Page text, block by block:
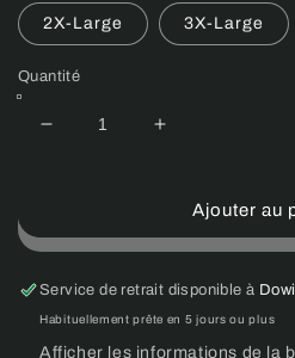
2X-Large 3X-Large
Quantité
Réduire
(Catalogue
hommes/unisexes)
Veste
à
Augmenter
(Catalogue
hommes/
Veste
Ajouter au
Service de retrait disponible à
Habituellement prête en 5 jours ou plus
Afficher les informations de la